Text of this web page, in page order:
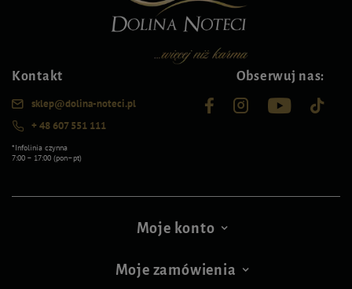
Kontakt
sklep@dolina-noteci.pl
+ 48 607 551 111
*Infolinia czynna
7:00 – 17:00 (pon–pt)
Obserwuj nas:
Moje konto
Moje zamówienia